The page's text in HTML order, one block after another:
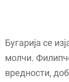
Бугарија се
молчи.
вредности,